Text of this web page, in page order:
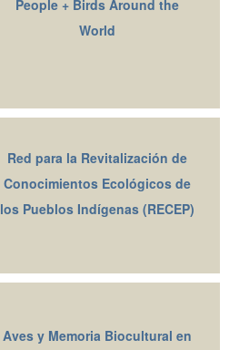
People + Birds Around the
World
Red para la Revitalización de
Conocimientos Ecológicos de
los Pueblos Indígenas (RECEP)
Aves y Memoria Biocultural en